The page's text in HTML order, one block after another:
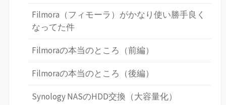
Filmora（フィモーラ）がかなり使い勝手良く
なってた件
Filmoraの本当のところ（前編）
Filmoraの本当のところ（後編）
Synology NASのHDD交換（大容量化）